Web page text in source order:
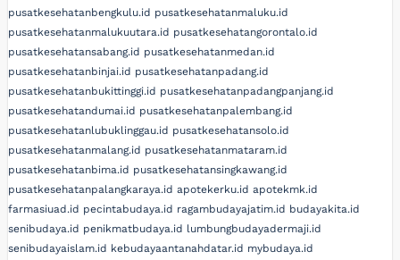
pusatkesehatanbengkulu.id pusatkesehatanmaluku.id
pusatkesehatanmalukuutara.id pusatkesehatangorontalo.id
pusatkesehatansabang.id pusatkesehatanmedan.id
pusatkesehatanbinjai.id pusatkesehatanpadang.id
pusatkesehatanbukittinggi.id pusatkesehatanpadangpanjang.id
pusatkesehatandumai.id pusatkesehatanpalembang.id
pusatkesehatanlubuklinggau.id pusatkesehatansolo.id
pusatkesehatanmalang.id pusatkesehatanmataram.id
pusatkesehatanbima.id pusatkesehatansingkawang.id
pusatkesehatanpalangkaraya.id apotekerku.id apotekmk.id
farmasiuad.id pecintabudaya.id ragambudayajatim.id budayakita.id
senibudaya.id penikmatbudaya.id lumbungbudayadermaji.id
senibudayaislam.id kebudayaantanahdatar.id mybudaya.id